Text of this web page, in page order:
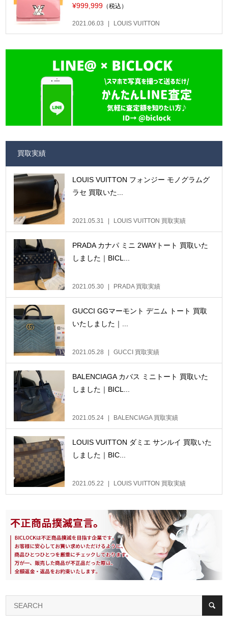
¥999,999 （税込）
2021.06.03 LOUIS VUITTON
買取実績
LOUIS VUITTON フォンジー モノグラムグ
ラセ 買取いた...
2021.05.31 LOUIS VUITTON 買取実績
PRADA カナパ ミニ 2WAYトート 買取いた
しました｜BICL...
2021.05.30 PRADA 買取実績
GUCCI GGマーモント デニム トート 買取
いたしました｜...
2021.05.28 GUCCI 買取実績
BALENCIAGA カバス ミニトート 買取いた
しました｜BICL...
2021.05.24 BALENCIAGA 買取実績
LOUIS VUITTON ダミエ サンルイ 買取いた
しました｜BIC...
2021.05.22 LOUIS VUITTON 買取実績